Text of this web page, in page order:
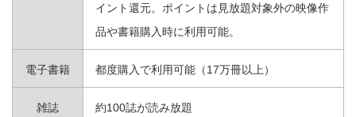
イント還元。ポイントは見放題対象外の映像作
品や書籍購入時に利用可能。
電子書籍 都度購入で利用可能（17万冊以上）
雑誌 約100誌が読み放題